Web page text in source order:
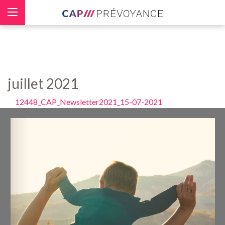
juillet 2021
12448_CAP_Newsletter2021_15-07-2021
Panneau de gestion des cookies